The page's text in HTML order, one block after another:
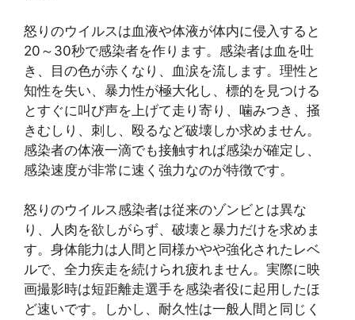
怒りのウイルスは血液や体液が体内に侵入すると
20～30秒で感染者を作ります。感染者は血を吐
き、目の色が赤くなり、血涙を流します。理性と
知性を失い、暴力性が極大化し、標的を見つける
とすぐに叫び声を上げて走り寄り、噛みつき、掻
きむしり、刺し、殴るなど破壊しか求めません。
感染者の体液一滴でも接触すれば感染が確定し、
感染速度が非常に速く強力なのが特徴です。
怒りのウイルス感染者は従来のゾンビとは異な
り、人肉を欲しがらず、破壊と暴力だけを求めま
す。身体能力は人間と同様かやや強化されたレベ
ルで、全力疾走を続けられ疲れません。実際に映
画撮影時は短距離走選手を感染者役に起用したほ
ど速いです。しかし、耐久性は一般人間と同じく